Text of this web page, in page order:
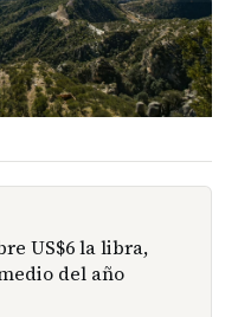
US$6 la libra,
del año